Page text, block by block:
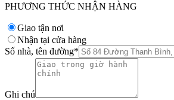
PHƯƠNG THỨC NHẬN HÀNG
Giao tận nơi
Nhận tại cửa hàng
Số nhà, tên đường*
Ghi chú